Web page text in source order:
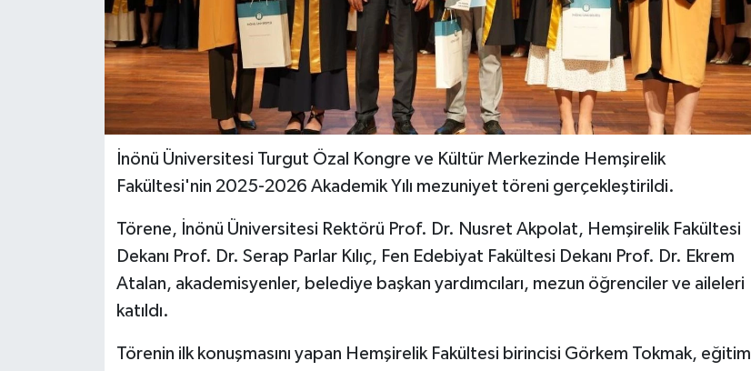
İnönü Üniversitesi Turgut Özal Kongre ve Kültür Merkezinde Hemşirelik
Fakültesi'nin 2025-2026 Akademik Yılı mezuniyet töreni gerçekleştirildi.
Törene, İnönü Üniversitesi Rektörü Prof. Dr. Nusret Akpolat, Hemşirelik Fakültesi
Dekanı Prof. Dr. Serap Parlar Kılıç, Fen Edebiyat Fakültesi Dekanı Prof. Dr. Ekrem
Atalan, akademisyenler, belediye başkan yardımcıları, mezun öğrenciler ve aileleri
katıldı.
Törenin ilk konuşmasını yapan Hemşirelik Fakültesi birincisi Görkem Tokmak, eğitim